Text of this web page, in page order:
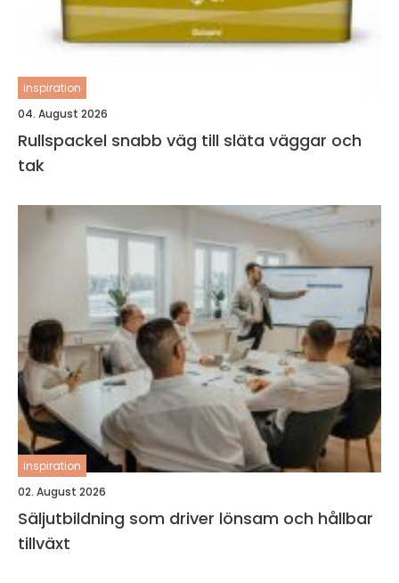
inspiration
04. August 2026
Rullspackel snabb väg till släta väggar och
tak
inspiration
02. August 2026
Säljutbildning som driver lönsam och hållbar
tillväxt